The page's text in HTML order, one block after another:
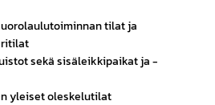
tilat ja
sekä sisäleikkipaikat ja -
yleiset oleskelutilat